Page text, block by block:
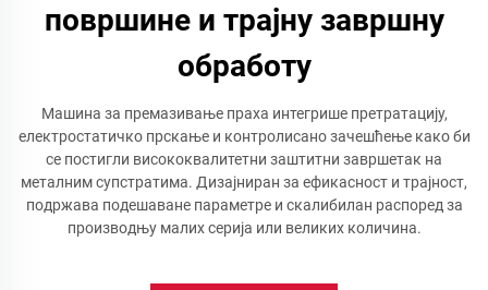
површине и трајну завршну
обработу
Машина за премазивање праха интегрише претратацију,
електростатичко прскање и контролисано зачешћење како би
се постигли висококвалитетни заштитни завршетак на
металним супстратима. Дизајниран за ефикасност и трајност,
подржава подешаване параметре и скалибилан распоред за
производњу малих серија или великих количина.